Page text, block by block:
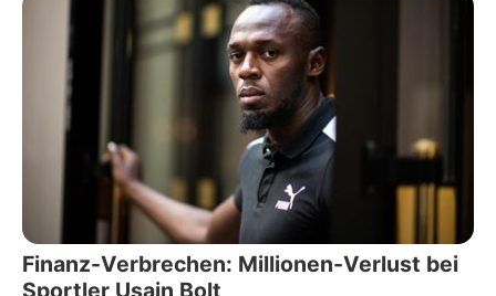
Finanz-Verbrechen: Millionen-Verlust bei
Sportler Usain Bolt